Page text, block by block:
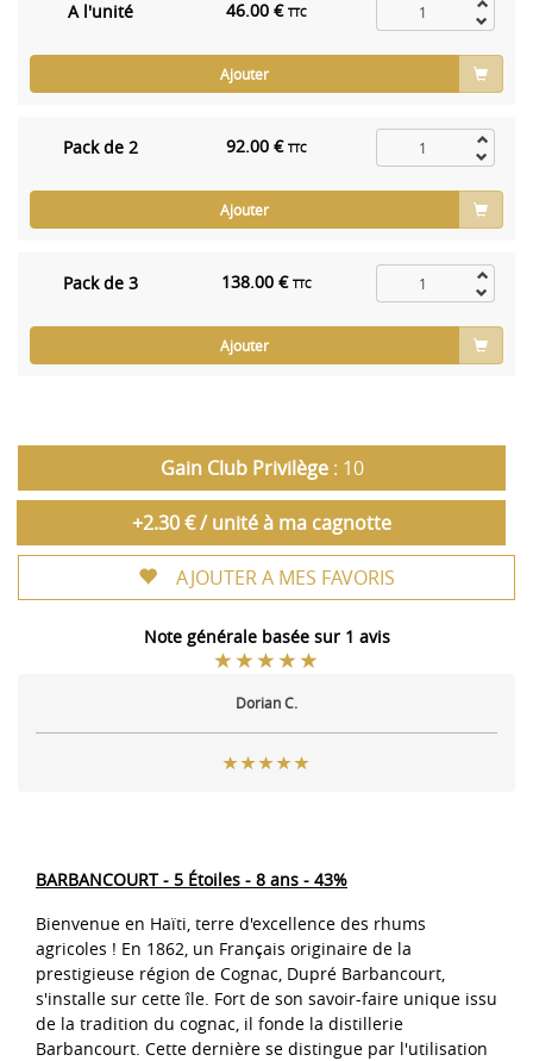
A l'unité 46.00 € TTC
Ajouter
Pack de 2 92.00 € TTC
Ajouter
Pack de 3 138.00 € TTC
Ajouter
Gain Club Privilège: 10
+2.30 € / unité à ma cagnotte
AJOUTER A MES FAVORIS
Note générale basée sur 1 avis
Dorian C.
BARBANCOURT - 5 Étoiles - 8 ans - 43%
Bienvenue en Haïti, terre d'excellence des rhums
agricoles ! En 1862, un Français originaire de la
prestigieuse région de Cognac, Dupré Barbancourt,
s'installe sur cette île. Fort de son savoir-faire unique issu
de la tradition du cognac, il fonde la distillerie
Barbancourt. Cette dernière se distingue par l'utilisation